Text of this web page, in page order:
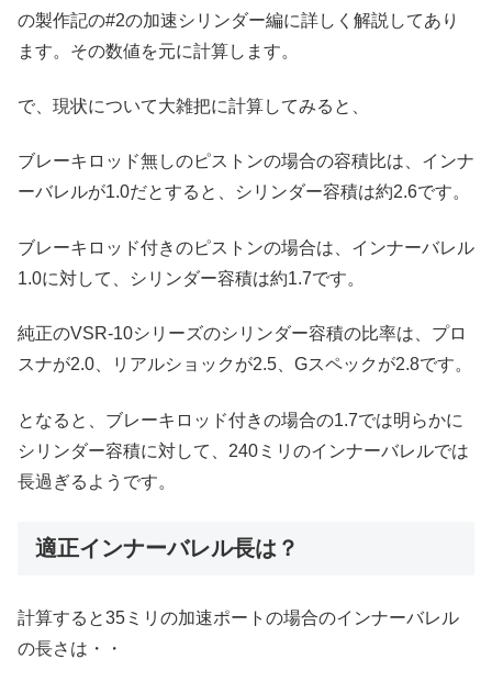
の製作記の#2の加速シリンダー編に詳しく解説してあり
ます。その数値を元に計算します。
で、現状について大雑把に計算してみると、
ブレーキロッド無しのピストンの場合の容積比は、インナ
ーバレルが1.0だとすると、シリンダー容積は約2.6です。
ブレーキロッド付きのピストンの場合は、インナーバレル
1.0に対して、シリンダー容積は約1.7です。
純正のVSR-10シリーズのシリンダー容積の比率は、プロ
スナが2.0、リアルショックが2.5、Gスペックが2.8です。
となると、ブレーキロッド付きの場合の1.7では明らかに
シリンダー容積に対して、240ミリのインナーバレルでは
長過ぎるようです。
適正インナーバレル長は？
計算すると35ミリの加速ポートの場合のインナーバレル
の長さは・・